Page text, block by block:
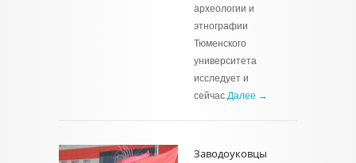
археологии и
этнографии
Тюменского
университета
исследует и
сейчас.Далее →
Заводоуковцы